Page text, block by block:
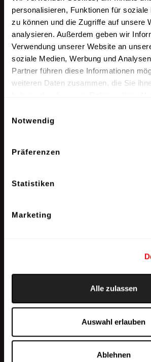
personalisieren, Funktionen für soziale
zu können und die Zugriffe auf unsere
analysieren. Außerdem geben wir
Verwendung unserer Website an
soziale Medien, Werbung und
Partner führen diese Informationen
weiteren Daten zusammen, die Sie
Notwendig
Präferenzen
Statistiken
Marketing
Alle zulassen
Auswahl erlauben
Ablehnen
Lebensweisen, die über
Seminar- und
gehen.
SEE MORE
“all the